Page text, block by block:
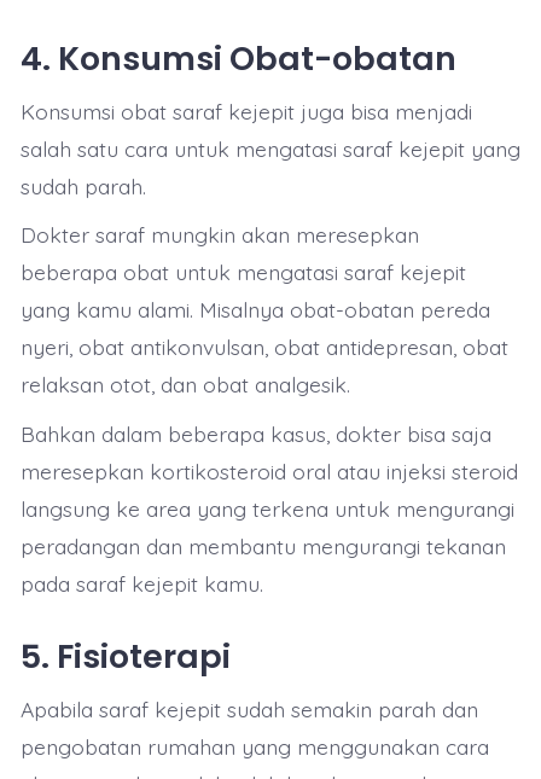
4. Konsumsi Obat-obatan
Konsumsi obat saraf kejepit juga bisa menjadi
salah satu cara untuk mengatasi saraf kejepit yang
sudah parah.
Dokter saraf mungkin akan meresepkan
beberapa obat untuk mengatasi saraf kejepit
yang kamu alami. Misalnya obat-obatan pereda
nyeri, obat antikonvulsan, obat antidepresan, obat
relaksan otot, dan obat analgesik.
Bahkan dalam beberapa kasus, dokter bisa saja
meresepkan kortikosteroid oral atau injeksi steroid
langsung ke area yang terkena untuk mengurangi
peradangan dan membantu mengurangi tekanan
pada saraf kejepit kamu.
5. Fisioterapi
Apabila saraf kejepit sudah semakin parah dan
pengobatan rumahan yang menggunakan cara